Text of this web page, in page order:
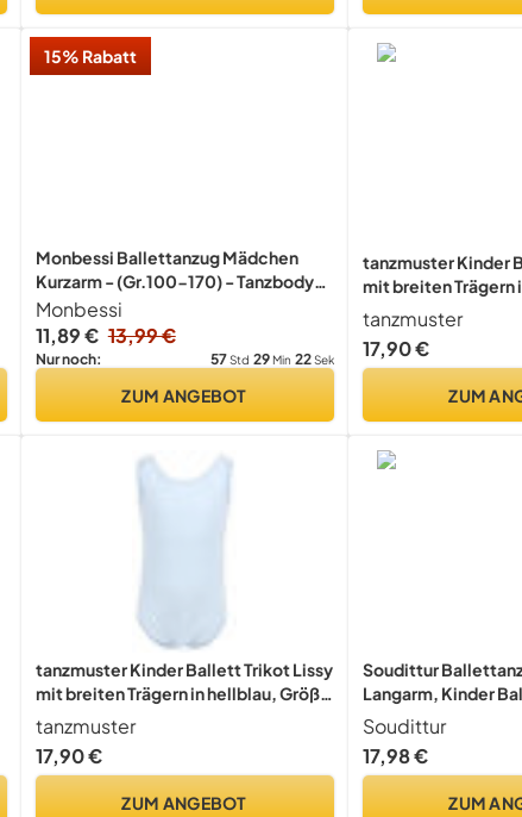
15% Rabatt
Monbessi Ballettanzug Mädchen
Kurzarm - (Gr.100-170) - Tanzbody
Gymnastikanzug, Baumwolle
Ballettbody Damen Ballett Trikot
(120, Rosa)
Monbessi
11,89 € 13,99 €
Nur noch: 57 Std 29 Min 22 Sek
ZUM ANGEBOT
tanzmuster Kinder
mit breiten Trägern
140/146
tanzmuster
17,90 €
ZUM
tanzmuster Kinder Ballett Trikot Lissy
mit breiten Trägern in hellblau, Größe
140/146
tanzmuster
17,90 €
ZUM ANGEBOT
Soudittur
Langarm, Kinder
Baumwolle Ballett
Gymnastikanzug
Damen Größe 110-
Soudittur
17,98 €
ZUM